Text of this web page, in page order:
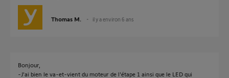
Thomas M. il y a environ 6 ans
Bonjour,
-J'ai bien le va-et-vient du moteur de l'étape 1 ainsi que le LED qui